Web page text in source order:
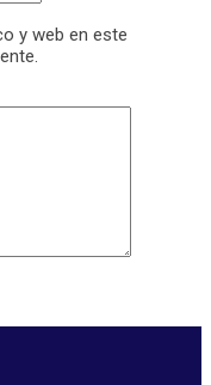
y web en este